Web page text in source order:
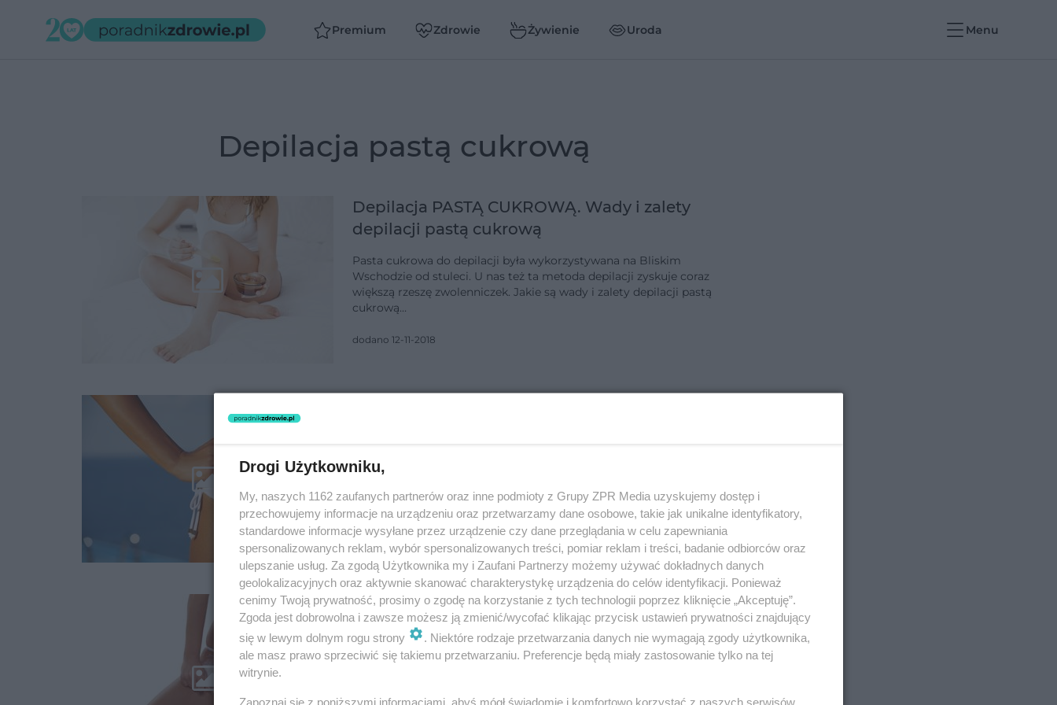
Premium Zdrowie Żywienie Uroda Menu
depilacja pastą cukrową
Depilacja PASTĄ CUKROWĄ. Wady i zalety
depilacji pastą cukrową
Pasta cukrowa do depilacji była wykorzystywana na Bliskim
Wschodzie od stuleci. U nas też ta metoda depilacji zyskuje coraz
większą rzeszę zwolenniczek. Jakie są wady i zalety depilacji pastą
cukrową…
dodano 12-11-2018
zabiegów depilacji bikini wykonywanych w gabinetach
kosmetycznych. Mimo że całkowita depilacja miejsc intymnych
za pomocą wosku jest dość …
dodano 30-8-2018
Depilacja miejsc intymnych - którą metodę
wybrać?
Moda na fryzury intymne (albo ich całkowity brak) jest coraz
Drogi Użytkowniku,
My, naszych 1162 zaufanych partnerów oraz inne podmioty z Grupy ZPR Media uzyskujemy dostęp i
przechowujemy informacje na urządzeniu oraz przetwarzamy dane osobowe, takie jak unikalne identyfikatory,
standardowe informacje wysyłane przez urządzenie czy dane przeglądania w celu zapewniania
spersonalizowanych reklam, wybór spersonalizowanych treści, pomiar reklam i treści, badanie odbiorców oraz
ulepszanie usług. Za zgodą Użytkownika my i Zaufani Partnerzy możemy używać dokładnych danych
geolokalizacyjnych oraz aktywnie skanować charakterystykę urządzenia do celów identyfikacji. Ponieważ
cenimy Twoją prywatność, prosimy o zgodę na korzystanie z tych technologii poprzez kliknięcie „Akceptuję”.
Zgoda jest dobrowolna i zawsze możesz ją zmienić/wycofać klikając przycisk ustawień prywatności znajdujący
się w lewym dolnym rogu strony
. Niektóre rodzaje przetwarzania danych nie wymagają zgody użytkownika,
ale masz prawo sprzeciwić się takiemu przetwarzaniu. Preferencje będą miały zastosowanie tylko na tej
witrynie.
Zapoznaj się z poniższymi informacjami, abyś mógł świadomie i komfortowo korzystać z naszych serwisów